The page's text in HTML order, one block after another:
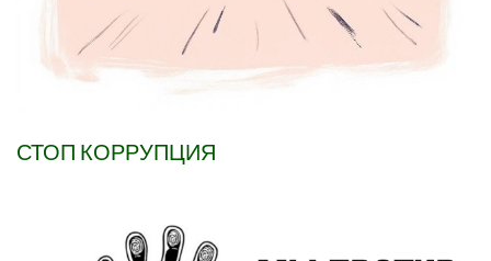
СТОП КОРРУПЦИЯ